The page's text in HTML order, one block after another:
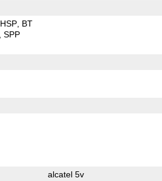
HSP BT
SPP
alcatel 5v